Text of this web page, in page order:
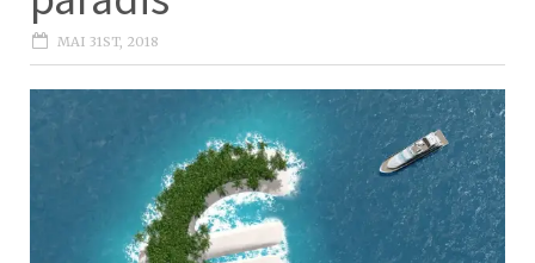
MAI 31ST, 2018